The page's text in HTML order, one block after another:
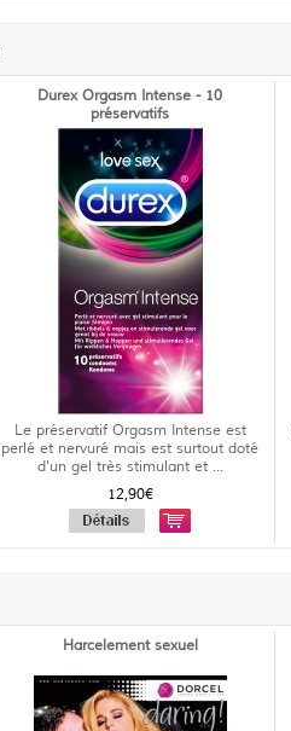
Durex Orgasm Intense - 10
préservatifs
Le préservatif Orgasm Intense est
perlé et nervuré mais est surtout doté
d'un gel très stimulant et ...
12,90€
Harcelement sexuel